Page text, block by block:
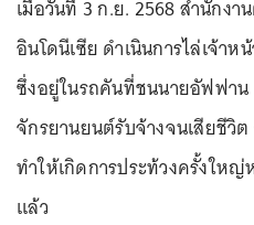
เมื่อวันที่ 3 ก.ย. 2568 สำนักงา
อินโดนีเซีย ดำเนินการไล่เจ้า
ซึ่งอยู่ในรถคันที่ชนนายอัฟฟาน
จักรยานยนต์รับจ้างจนเสียชีวิ
ทำให้เกิดการประท้วงครั้งให
แล้ว